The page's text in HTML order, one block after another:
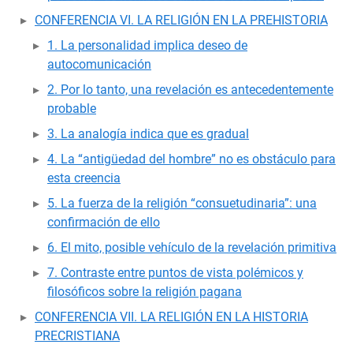
CONFERENCIA VI. LA RELIGIÓN EN LA PREHISTORIA
1. La personalidad implica deseo de
autocomunicación
2. Por lo tanto, una revelación es antecedentemente
probable
3. La analogía indica que es gradual
4. La “antigüedad del hombre” no es obstáculo para
esta creencia
5. La fuerza de la religión “consuetudinaria”: una
confirmación de ello
6. El mito, posible vehículo de la revelación primitiva
7. Contraste entre puntos de vista polémicos y
filosóficos sobre la religión pagana
CONFERENCIA VII. LA RELIGIÓN EN LA HISTORIA
PRECRISTIANA